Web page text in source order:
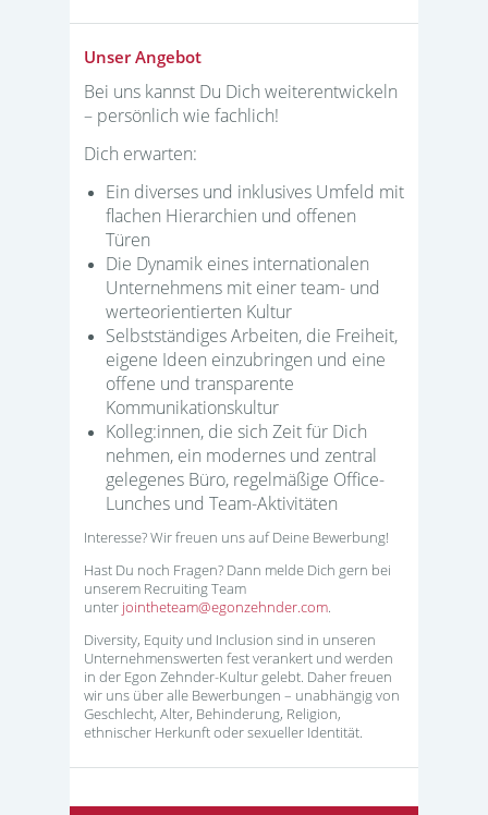
Unser Angebot
Bei uns kannst Du Dich weiterentwickeln
– persönlich wie fachlich!
Dich erwarten:
Ein diverses und inklusives Umfeld mit
flachen Hierarchien und offenen
Türen
Die Dynamik eines internationalen
Unternehmens mit einer team- und
werteorientierten Kultur
Selbstständiges Arbeiten, die Freiheit,
eigene Ideen einzubringen und eine
offene und transparente
Kommunikationskultur
Kolleg:innen, die sich Zeit für Dich
nehmen, ein modernes und zentral
gelegenes Büro, regelmäßige Office-
Lunches und Team-Aktivitäten
Interesse? Wir freuen uns auf Deine Bewerbung!
Hast Du noch Fragen? Dann melde Dich gern bei
unserem Recruiting Team
unter jointheteam@egonzehnder.com.
Diversity, Equity und Inclusion sind in unseren
Unternehmenswerten fest verankert und werden
in der Egon Zehnder-Kultur gelebt. Daher freuen
wir uns über alle Bewerbungen – unabhängig von
Geschlecht, Alter, Behinderung, Religion,
ethnischer Herkunft oder sexueller Identität.